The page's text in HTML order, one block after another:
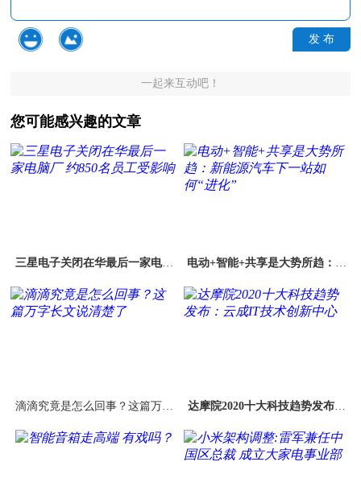
发 布
一起来互动吧！
您可能感兴趣的文章
三星电子关闭在华最后一家电脑
电动+智能+共享是大势所趋：新
滴滴究竟是怎么回事？这篇万字
达摩院2020十大科技趋势发布：